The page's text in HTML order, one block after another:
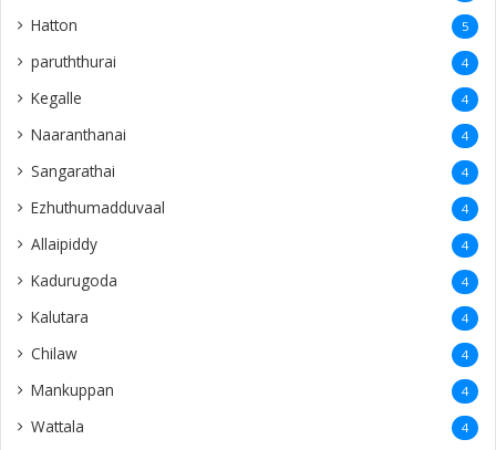
Hatton 5
paruththurai 4
Kegalle 4
Naaranthanai 4
Sangarathai 4
Ezhuthumadduvaal 4
Allaipiddy 4
Kadurugoda 4
Kalutara 4
Chilaw 4
Mankuppan 4
Wattala 4